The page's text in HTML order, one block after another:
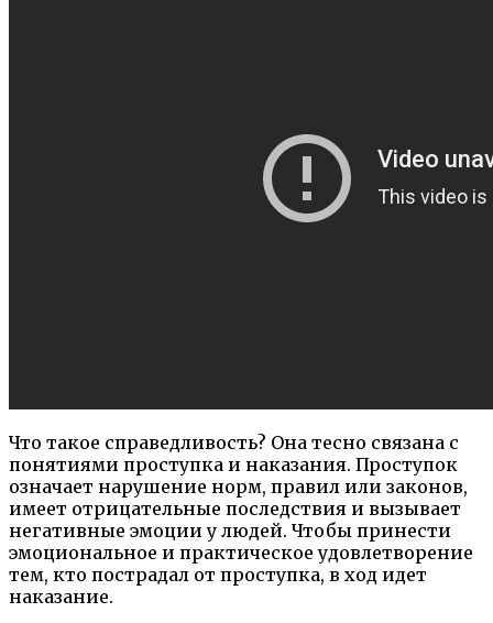
Что такое справедливость? Она тесно связана с
понятиями проступка и наказания. Проступок
означает нарушение норм, правил или законов,
имеет отрицательные последствия и вызывает
негативные эмоции у людей. Чтобы принести
эмоциональное и практическое удовлетворение
тем, кто пострадал от проступка, в ход идет
наказание.